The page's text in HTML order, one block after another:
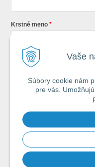
Vaše
Súbory cookie nám
pre vás.
Krstné meno
Registráciou súhlasíte so
Každý týždeň si od nás
akčná ponuka. 1x
Ochrana vašich osobných
našimi zásadami spracovania